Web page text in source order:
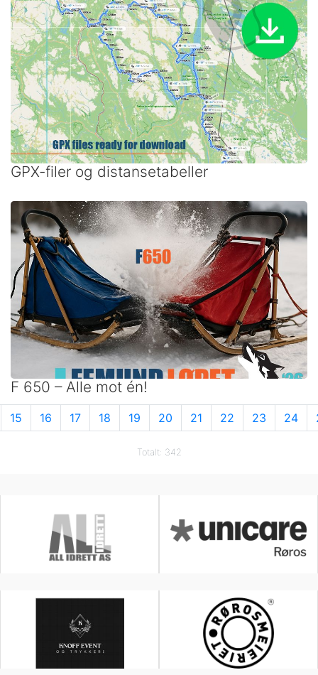
GPX-filer og distansetabeller
F 650 – Alle mot én!
15 16 17 18 19 20 21 22 23 24
Totalt: 342